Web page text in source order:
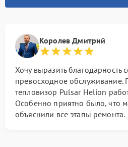
Королев Дмитрий
Хочу выразить благодарность
превосходное обслуживание.
тепловизор Pulsar Helion
Особенно приятно было, что
объяснили все этапы ремонта.